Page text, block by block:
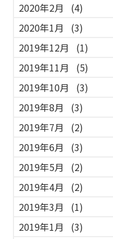
2020年2月
(4)
2020年1月
(3)
2019年12月
(1)
2019年11月
(5)
2019年10月
(3)
2019年8月
(3)
2019年7月
(2)
2019年6月
(3)
2019年5月
(2)
2019年4月
(2)
2019年3月
(1)
2019年1月
(3)